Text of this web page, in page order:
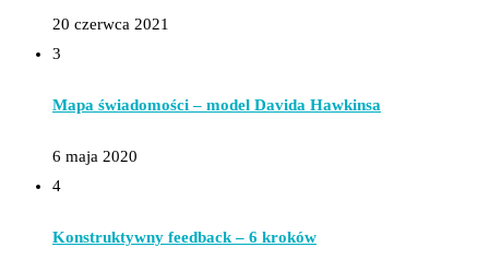
20 czerwca 2021
3
Mapa świadomości – model Davida Hawkinsa
6 maja 2020
4
Konstruktywny feedback – 6 kroków